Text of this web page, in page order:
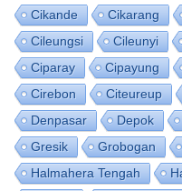
Cikande
Cikarang
Cileungsi
Cileunyi
Ciparay
Cipayung
Cirebon
Citeureup
Denpasar
Depok
Gresik
Grobogan
Halmahera Tengah